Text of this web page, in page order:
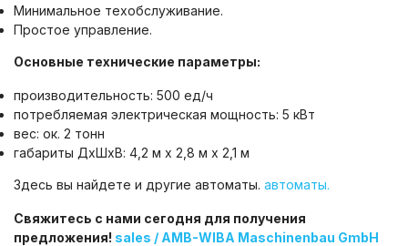
Минимальное техобслуживание.
Простое управление.
Основные технические параметры:
производительность: 500 ед/ч
потребляемая электрическая мощность: 5 кВт
вес: ок. 2 тонн
габариты ДxШxВ: 4,2 м x 2,8 м x 2,1 м
Здесь вы найдете и другие автоматы. автоматы.
Свяжитесь с нами сегодня для получения
предложения! sales / AMB-WIBA Maschinenbau GmbH